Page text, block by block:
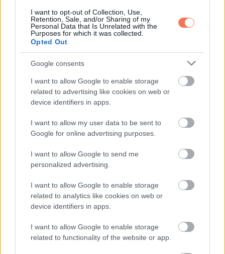
I want to opt-out of Collection, Use,
Retention, Sale, and/or Sharing of my
Personal Data that Is Unrelated with the
Purposes for which it was collected.
Opted Out
Google consents
I want to allow Google to enable storage
related to advertising like cookies on web or
device identifiers in apps.
I want to allow my user data to be sent to
Google for online advertising purposes.
I want to allow Google to send me
personalized advertising.
I want to allow Google to enable storage
related to analytics like cookies on web or
device identifiers in apps.
I want to allow Google to enable storage
related to functionality of the website or app.
mások talán figyelmen kívül hagynának. Egy régóta húzódó
anyagi probléma most megoldódhat, aminek hála
fellélegezhetsz. Az érkező pénzt érdemes bölcsen
beosztani, mert a csillagok arra figyelmeztetnek, hogy a
túlköltekezés csapdájába eshetsz. Egy utazás vagy
tanulmányi lehetőség váratlanul anyagi előnyt hozhat, ami
tovább növeli a lelkesedésedet. A baráti körödben egy
váratlan tanács vagy segítség olyan irányba terelhet, amire
korábban nem gondoltál. Az univerzum most különösen
támogatja az új kezdeményezéseidet, ezért ne félj
lépéseket tenni. A családod is örül az eredményeidnek, és
szívesen osztoznak az örömödben. Légy nyitott a
jövődre nézve. Az anyagi sikered most megalapozhatja
hosszú távú terveidet, és stabilitást hoz az életedbe.
Hét év szerencse vár, ha kedvelés és a „sok
szerencsét” beírása után gördítesz lejjebb!